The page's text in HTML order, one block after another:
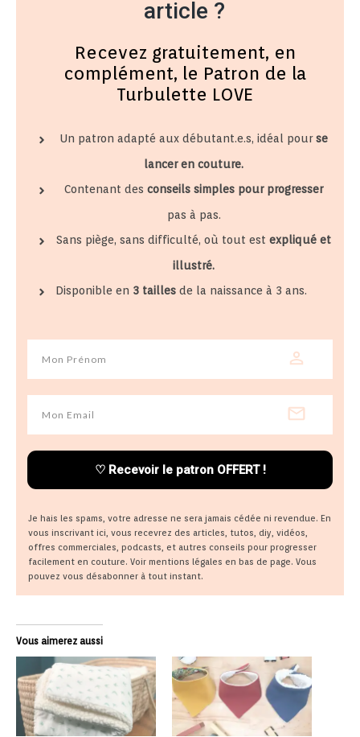
article ?
Recevez gratuitement, en
complément, le Patron de la
Turbulette LOVE
Un patron adapté aux débutant.e.s, idéal pourse
lancer en couture.
Contenant des conseils simples pour progresser
pas à pas.
Sans piège, sans difficulté, où tout est expliqué et
illustré.
Disponible en 3 tailles de la naissance à 3 ans.
♡ Recevoir le patron OFFERT !
Je hais les spams, votre adresse ne sera jamais cédée ni revendue. En
vous inscrivant ici, vous recevrez des articles, tutos, diy, vidéos,
offres commerciales, podcasts, et autres conseils pour progresser
facilement en couture. Voir mentions légales en bas de page. Vous
pouvez vous désabonner à tout instant.
Vous aimerez aussi